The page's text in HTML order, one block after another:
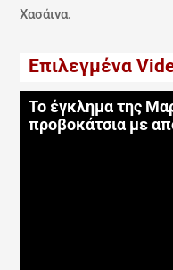
Χασάινα.
Επιλεγμένα
Το έγκλημα της
προβοκάτσια με